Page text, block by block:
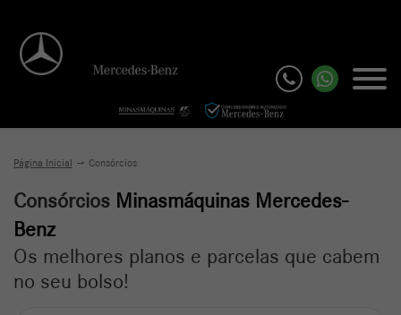
Página Inicial Consórcios
Consórcios Minasmáquinas Mercedes-
Benz
Os melhores planos e parcelas que cabem
no seu bolso!